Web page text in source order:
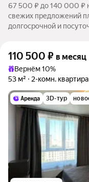
67 500 ₽ до 140 000 ₽
свежих предложений
долгосрочной и
110 500 ₽ в месяц
Вернём 10%
53 м²
2-комн. квартира
3D-тур